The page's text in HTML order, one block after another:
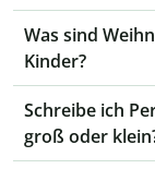
Was sind
Kinder?
Schreibe ich
groß oder